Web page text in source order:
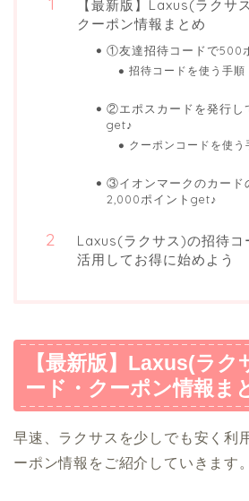
【最新版】Laxus(ラクサ
クーポン情報まとめ
①友達招待コードで500
招待コードを使う手順
②エポスカードを発行し
get♪
クーポンコードを使う
③イオンマークのカード
2,000ポイントget♪
Laxus(ラクサス)の招待コ
活用してお得に始めよう
【最新版】Laxus(ラク
ード・クーポン情報ま
早速、ラクサスを少しでも安く利
ーポン情報をご紹介していきます。